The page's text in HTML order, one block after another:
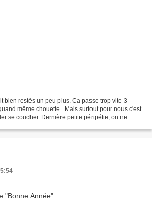
bien restés un peu plus. Ca passe trop vite 3
même chouette.. Mais surtout pour nous c'est
se coucher. Dernière petite péripétie, on ne